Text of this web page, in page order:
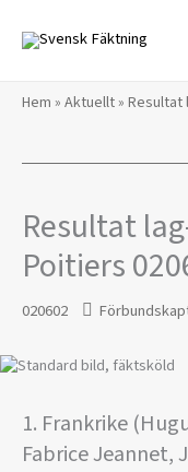
innehåll
Hem » Aktuellt» Resultat
Resultat
Poitiers
020602
1. Frankrike
Fabrice Jeannet,